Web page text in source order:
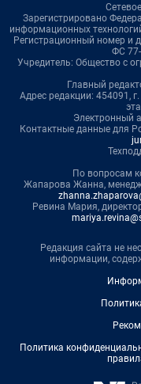
Зарегистрировано
информационных
Регистрационный номер и
ФС
Учредитель: Общество с
Главный
Адрес редакции: 454091,
Электронный
Контактные данные для
По вопросам
Жапарова Жанна,
Ревина Мария,
Редакция сайта не
информации,
Политика